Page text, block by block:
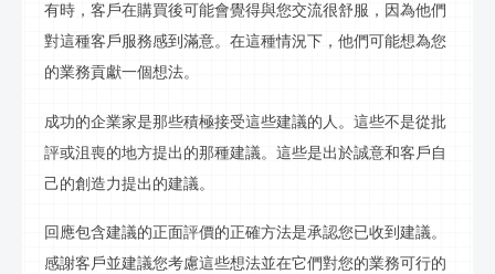
有時，客戶在購買後可能會覺得與您交流很舒服，因為他們
對這種客戶服務感到滿意。在這種情況下，他們可能想為您
的業務貢獻一個想法。
成功的企業家是那些積極接受這些建議的人。這些不是從批
評或沮喪的地方提出的那種建議。這些是出於誠意和客戶自
己的創造力提出的建議。
回應包含建議的正面評價的正確方法是承認您已收到建議。
感謝客戶並建議您考慮這些想法並在它們對您的業務可行的